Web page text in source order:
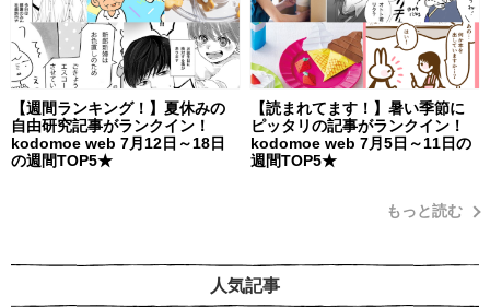
【週間ランキング！】夏休みの
自由研究記事がランクイン！
kodomoe web 7月12日～18日
の週間TOP5★
【読まれてます！】暑い季節に
ピッタリの記事がランクイン！
kodomoe web 7月5日～11日の
週間TOP5★
もっと読む
人気記事